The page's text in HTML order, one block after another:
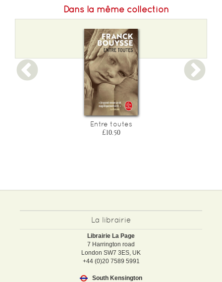
132Dans la même collection
Entre toutes
£10.50
La librairie
Librairie La Page
7 Harrington road
London SW7 3ES, UK
+44 (0)20 7589 5991
South Kensington